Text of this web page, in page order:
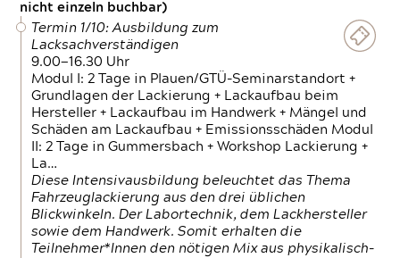
nicht einzeln buchbar)
Termin 1/10: Ausbildung zum
Lacksachverständigen
9.00—16.30 Uhr
Modul I: 2 Tage in Plauen/GTÜ-Seminarstandort +
Grundlagen der Lackierung + Lackaufbau beim
Hersteller + Lackaufbau im Handwerk + Mängel und
Schäden am Lackaufbau + Emissionsschäden Modul
II: 2 Tage in Gummersbach + Workshop Lackierung +
La…
Diese Intensivausbildung beleuchtet das Thema
Fahrzeuglackierung aus den drei üblichen
Blickwinkeln. Der Labortechnik, dem Lackhersteller
sowie dem Handwerk. Somit erhalten die
Teilnehmer*Innen den nötigen Mix aus physikalisch-